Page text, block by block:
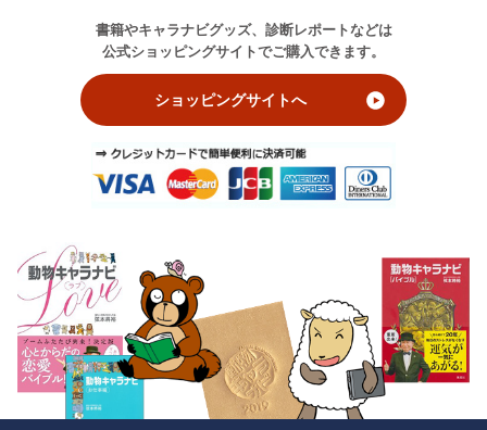
書籍やキャラナビグッズ、診断レポートなどは
公式ショッピングサイトでご購入できます。
ショッピングサイトへ